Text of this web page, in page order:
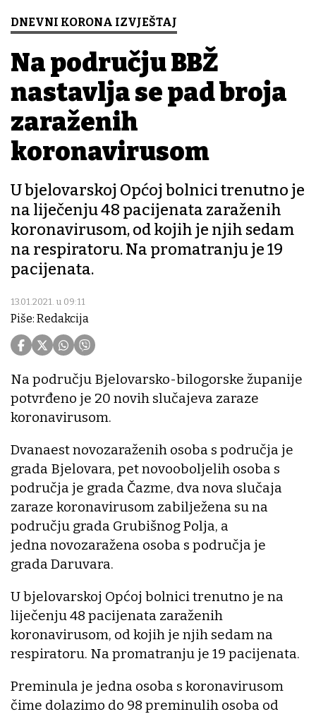
DNEVNI KORONA IZVJEŠTAJ
Na području BBŽ
nastavlja se pad broja
zaraženih
koronavirusom
U bjelovarskoj Općoj bolnici trenutno je
na liječenju 48 pacijenata zaraženih
koronavirusom, od kojih je njih sedam
na respiratoru. Na promatranju je 19
pacijenata.
13.01.2021. u 09:11
Piše: Redakcija
Na području Bjelovarsko-bilogorske županije
potvrđeno je 20 novih slučajeva zaraze
koronavirusom.
Dvanaest novozaraženih osoba s područja je
grada Bjelovara, pet novooboljelih osoba s
područja je grada Čazme, dva nova slučaja
zaraze koronavirusom zabilježena su na
području grada Grubišnog Polja, a
jedna novozaražena osoba s područja je
grada Daruvara.
U bjelovarskoj Općoj bolnici trenutno je na
liječenju 48 pacijenata zaraženih
koronavirusom, od kojih je njih sedam na
respiratoru. Na promatranju je 19 pacijenata.
Preminula je jedna osoba s koronavirusom
čime dolazimo do 98 preminulih osoba od